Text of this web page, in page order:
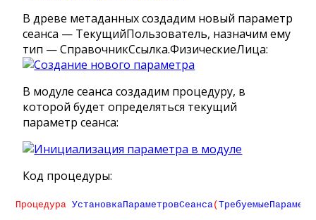
В древе метаданных создадим новый параметр
сеанса — ТекущийПользователь, назначим ему
тип — СправочникСсылка.ФизическиеЛица:
В модуле сеанса создадим процедуру, в
которой будет определяться текущий
параметр сеанса:
Код процедуры:
Процедура УстановкаПараметровСеанса(